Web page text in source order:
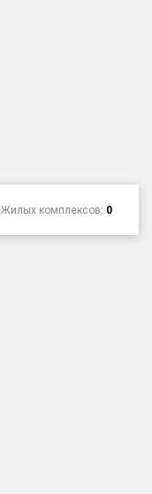
Жилых комплексов: 0